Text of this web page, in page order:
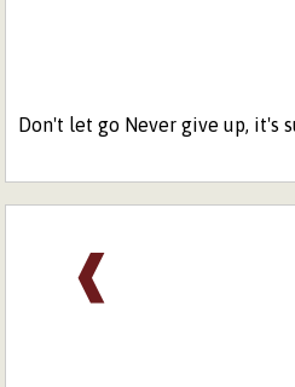
Don't let go Never give up, it's
❰